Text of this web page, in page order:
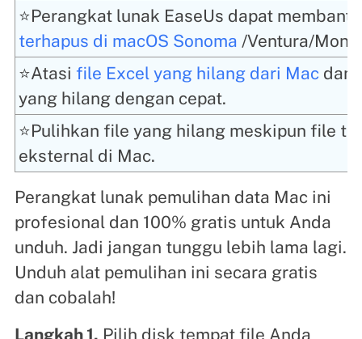
⭐Perangkat lunak EaseUs dapat
terhapus di macOS Sonoma /Ventura/
⭐Atasi file Excel yang hilang dari Mac dan
yang hilang dengan cepat.
⭐Pulihkan file yang hilang meskipun file
eksternal di Mac.
Perangkat lunak pemulihan data Mac ini
profesional dan 100% gratis untuk Anda
unduh. Jadi jangan tunggu lebih lama lagi.
Unduh alat pemulihan ini secara gratis
dan cobalah!
Langkah 1. Pilih disk tempat file Anda